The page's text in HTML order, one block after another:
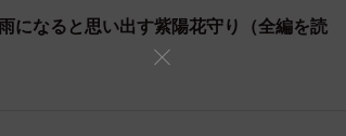
になると思い出す紫陽花守り（全編を読